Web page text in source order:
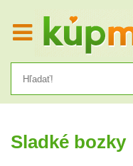
Sladké bozky